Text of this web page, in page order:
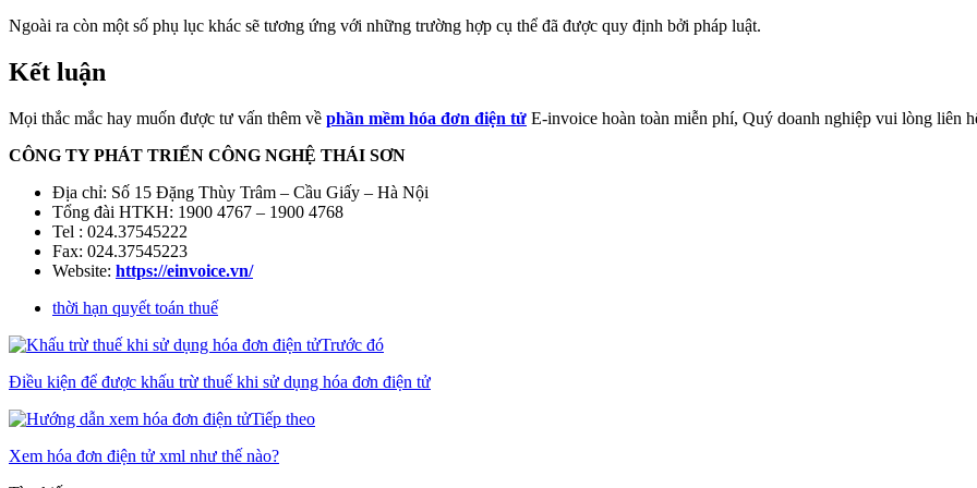
Ngoài ra còn một số phụ lục khác sẽ tương ứng với những trường hợp cụ thể đã được quy định bởi pháp luật.
Kết luận
Mọi thắc mắc hay muốn được tư vấn thêm về phần mềm hóa đơn điện tử E-invoice hoàn toàn miễn phí, Quý doanh nghiệp vui lòng liên
CÔNG TY PHÁT TRIỂN CÔNG NGHỆ THÁI SƠN
Địa chỉ: Số 15 Đặng Thùy Trâm – Cầu Giấy – Hà Nội
Tổng đài HTKH: 1900 4767 – 1900 4768
Tel : 024.37545222
Fax: 024.37545223
Website: https://einvoice.vn/
thời hạn quyết toán thuế
Trước đó
Điều kiện để được khấu trừ thuế khi sử dụng hóa đơn điện tử
Tiếp theo
Xem hóa đơn điện tử xml như thế nào?